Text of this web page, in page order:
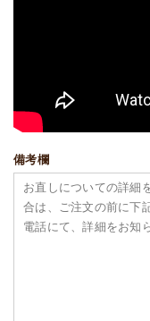
備考欄